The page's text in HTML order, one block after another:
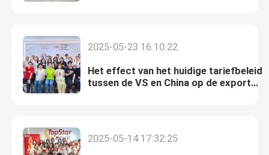
2025-05-23 16:10:22
Het effect van het huidige tariefbeleid
tussen de VS en China op de export
2025-05-14 17:32:25